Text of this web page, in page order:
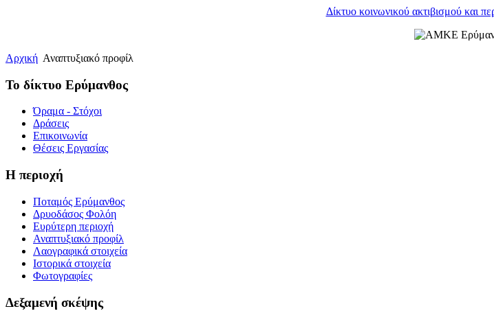
Δίκτυο κοινωνικού ακτιβισμού και
Αρχική Αναπτυξιακό προφίλ
Το δίκτυο Ερύμανθος
Όραμα - Στόχοι
Δράσεις
Επικοινωνία
Θέσεις Εργασίας
Η περιοχή
Ποταμός Ερύμανθος
Δρυοδάσος Φολόη
Ευρύτερη περιοχή
Αναπτυξιακό προφίλ
Λαογραφικά στοιχεία
Ιστορικά στοιχεία
Φωτογραφίες
Δεξαμενή σκέψης